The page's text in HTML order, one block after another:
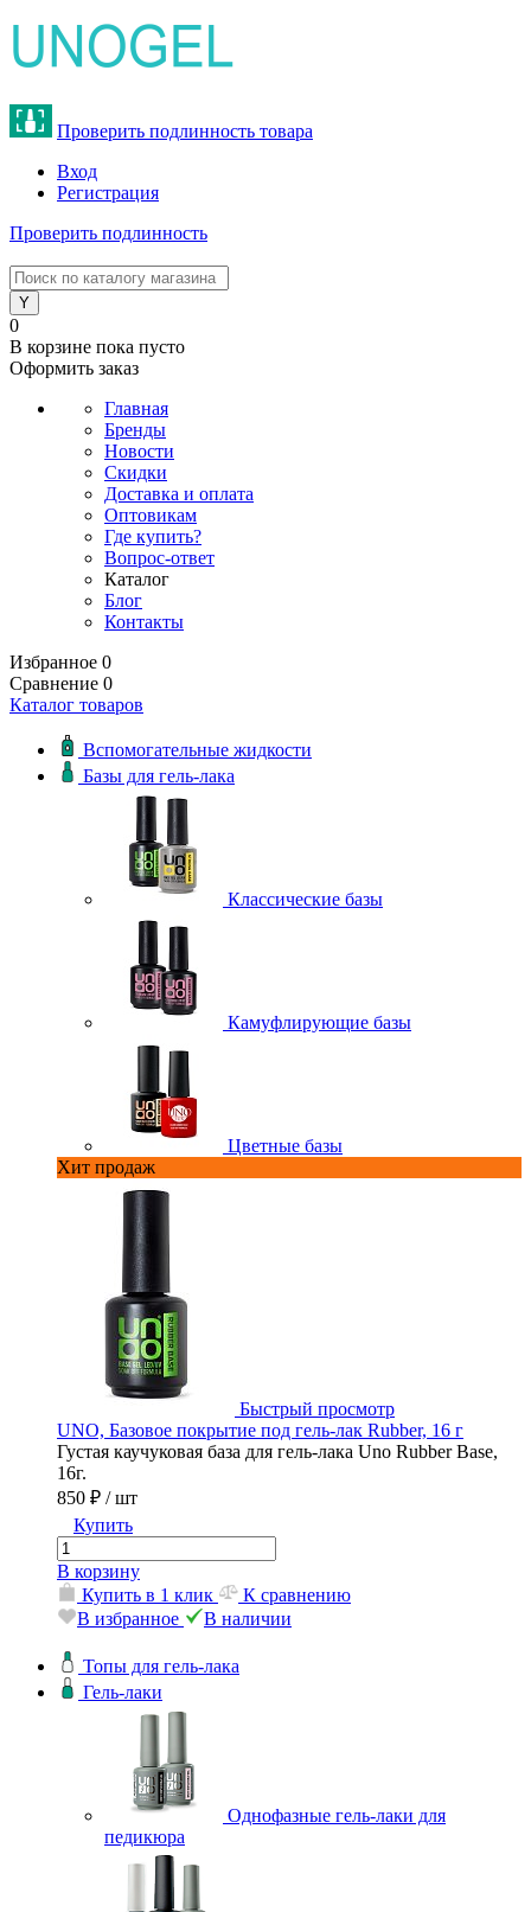
Проверить подлинность товара
Вход
Регистрация
Проверить подлинность
0
В корзине пока пусто
Оформить заказ
Главная
Бренды
Новости
Скидки
Доставка и оплата
Оптовикам
Где купить?
Вопрос-ответ
Каталог
Блог
Контакты
Избранное 0
Сравнение 0
Каталог товаров
Вспомогательные жидкости
Базы для гель-лака
Классические базы
Камуфлирующие базы
Цветные базы
Хит продаж
Быстрый просмотр
UNO, Базовое покрытие под гель-лак Rubber, 16 г
Густая каучуковая база для гель-лака Uno Rubber Base,
16г.
850 ₽ / шт
Купить
В корзину
Купить в 1 клик
К сравнению
В избранное
В наличии
Топы для гель-лака
Гель-лаки
Однофазные гель-лаки для
педикюра